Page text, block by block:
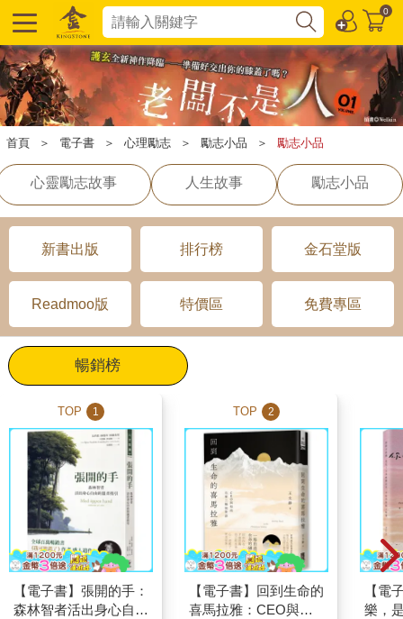
0
首頁 ＞ 電子書 ＞ 心理勵志 ＞ 勵志小品 ＞ 勵志小品
心靈勵志故事 人生故事 勵志小品
新書出版 排行榜 金石堂版
Readmoo版 特價區 免費專區
暢銷榜
TOP 1
【電子書】張開的手：
森林智者活出身心自由
TOP 2
【電子書】回到生命的
喜馬拉雅：CEO與和
【電
樂，